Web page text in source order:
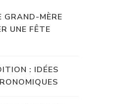
GRAND-MÈRE
UNE FÊTE
: IDÉES